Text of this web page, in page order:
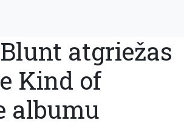
atgriežas
Kind of
albumu